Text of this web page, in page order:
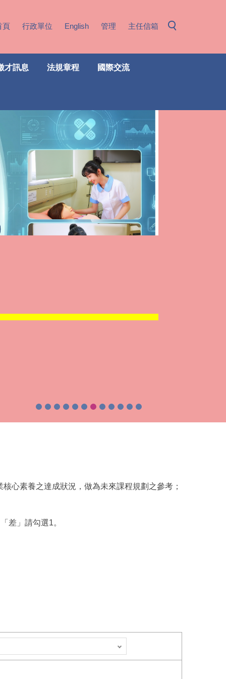
頁 行政單位 English 管理 主任信箱
才訊息 法規章程 國際交流
心素養之達成狀況，做為未來課程規劃之參考；
差」請勾選1。